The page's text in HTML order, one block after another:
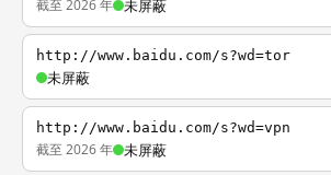
截至 2026 年 未屏蔽
http://www.baidu.com/s?wd=tor
未屏蔽
http://www.baidu.com/s?wd=vpn
截至 2026 年 未屏蔽